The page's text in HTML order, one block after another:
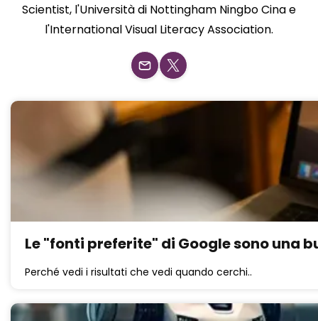
Scientist, l'Università di Nottingham Ningbo Cina e
l'International Visual Literacy Association.
Le "fonti preferite" di Google sono una
Perché vedi i risultati che vedi quando cerchi..